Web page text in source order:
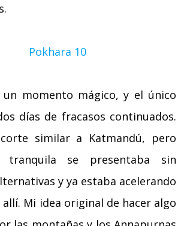
un momento mágico, y el único
días de fracasos continuados.
similar a Katmandú, pero
tranquila se presentaba sin
y ya estaba acelerando
Mi idea original de hacer algo